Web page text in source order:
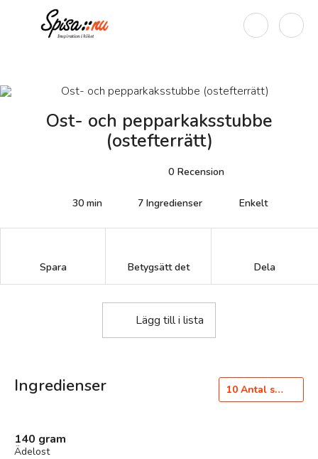
Ost- och pepparkaksstubbe
(ostefterrätt)
0 Recension
30 min 7 Ingredienser Enkelt
Spara Betygsätt det Dela
Lägg till i lista
Ingredienser 10 Antal styck
140 gram
Ädelost